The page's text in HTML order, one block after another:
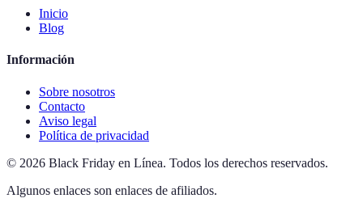
Inicio
Blog
Información
Sobre nosotros
Contacto
Aviso legal
Política de privacidad
© 2026 Black Friday en Línea. Todos los derechos reservados.
Algunos enlaces son enlaces de afiliados.